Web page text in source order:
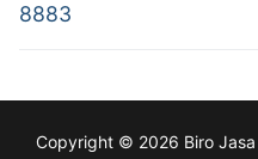
8883
Copyright © 2026 Biro Jasa